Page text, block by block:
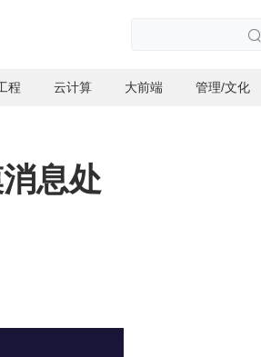

程 云计算 大前端 管理/文化
息处